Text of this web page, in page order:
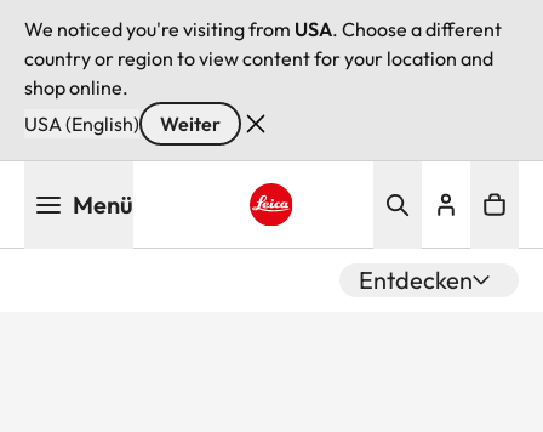
We noticed you're visiting from USA. Choose a different
country or region to view content for your location and
shop online.
USA (English)
Weiter
Menü
Entdecken